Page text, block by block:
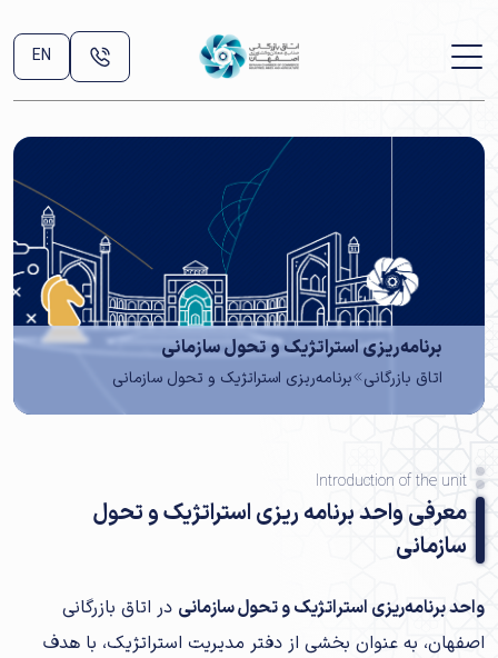
EN
برنامه‌ریزی استراتژیک و تحول سازمانی
اتاق بازرگانی برنامه‌ریزی استراتژیک و تحول سازمانی
Introduction of the unit
معرفی واحد برنامه ریزی استراتژیک و تحول
سازمانی
واحد برنامه‌ریزی استراتژیک و تحول سازمانی در اتاق بازرگانی
اصفهان، به عنوان بخشی از دفتر مدیریت استراتژیک، با هدف